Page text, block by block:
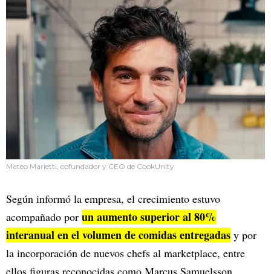
Mateo Marietti, cofundador y CEO de CookUnity
Según informó la empresa, el crecimiento estuvo
acompañado por un aumento superior al 80%
interanual en el volumen de comidas entregadas y por
la incorporación de nuevos chefs al marketplace, entre